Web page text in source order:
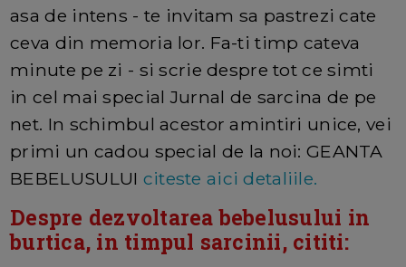
asa de intens - te invitam sa pastrezi cate
ceva din memoria lor. Fa-ti timp cateva
minute pe zi - si scrie despre tot ce simti
in cel mai special Jurnal de sarcina de pe
net. In schimbul acestor amintiri unice, vei
primi un cadou special de la noi: GEANTA
BEBELUSULUI citeste aici detaliile.
Despre dezvoltarea bebelusului in
burtica, in timpul sarcinii, cititi: